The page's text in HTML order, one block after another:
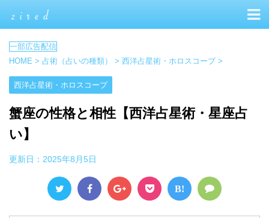
HOME > 占術（占いの種類） > 西洋占星術・ホロスコープ >
西洋占星術・ホロスコープ
蟹座の性格と相性【西洋占星術・星座占
い】
更新日： 2025年8月5日
B!